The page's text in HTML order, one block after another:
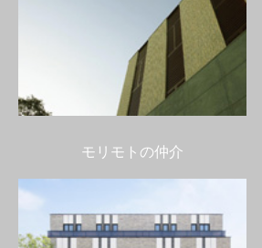
モリモトの仲介